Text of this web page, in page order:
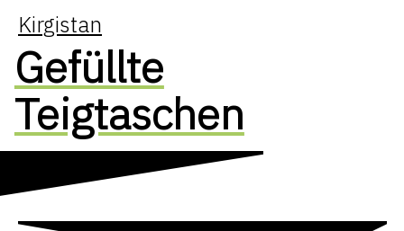
Kirgistan
Gefüllte
Teigtaschen